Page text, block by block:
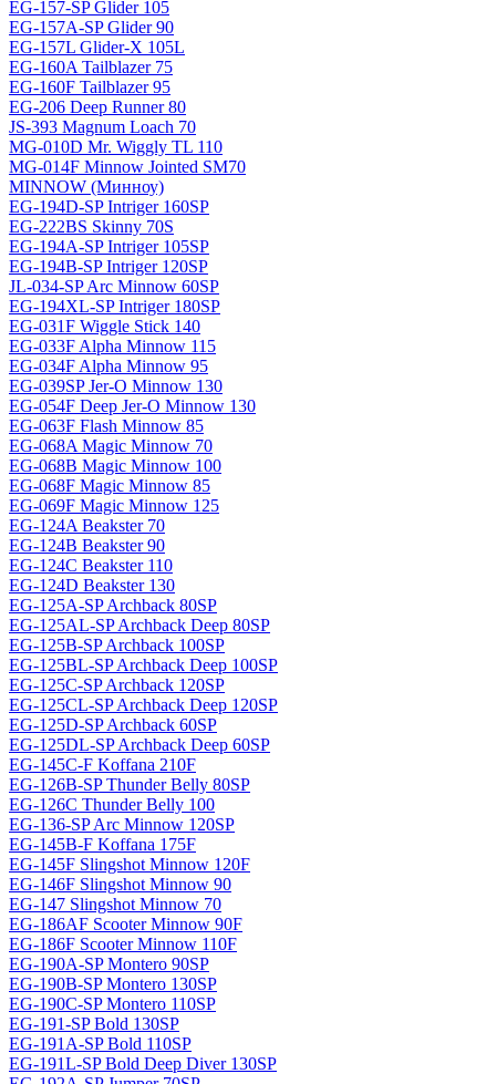
EG-157-SP Glider 105
EG-157A-SP Glider 90
EG-157L Glider-X 105L
EG-160A Tailblazer 75
EG-160F Tailblazer 95
EG-206 Deep Runner 80
JS-393 Magnum Loach 70
MG-010D Mr. Wiggly TL 110
MG-014F Minnow Jointed SM70
MINNOW (Минноу)
EG-194D-SP Intriger 160SP
EG-222BS Skinny 70S
EG-194A-SP Intriger 105SP
EG-194B-SP Intriger 120SP
JL-034-SP Arc Minnow 60SP
EG-194XL-SP Intriger 180SP
EG-031F Wiggle Stick 140
EG-033F Alpha Minnow 115
EG-034F Alpha Minnow 95
EG-039SP Jer-O Minnow 130
EG-054F Deep Jer-O Minnow 130
EG-063F Flash Minnow 85
EG-068A Magic Minnow 70
EG-068B Magic Minnow 100
EG-068F Magic Minnow 85
EG-069F Magiс Minnow 125
EG-124A Beakster 70
EG-124B Beakster 90
EG-124C Beakster 110
EG-124D Beakster 130
EG-125A-SP Archback 80SP
EG-125AL-SP Archback Deep 80SP
EG-125B-SP Archback 100SP
EG-125BL-SP Archback Deep 100SP
EG-125C-SP Archback 120SP
EG-125CL-SP Archback Deep 120SP
EG-125D-SP Archback 60SP
EG-125DL-SP Archback Deep 60SP
EG-145C-F Koffana 210F
EG-126B-SP Thunder Belly 80SP
EG-126C Thunder Belly 100
EG-136-SP Arc Minnow 120SP
EG-145B-F Koffana 175F
EG-145F Slingshot Minnow 120F
EG-146F Slingshot Minnow 90
EG-147 Slingshot Minnow 70
EG-186AF Scooter Minnow 90F
EG-186F Scooter Minnow 110F
EG-190A-SP Montero 90SP
EG-190B-SP Montero 130SP
EG-190C-SP Montero 110SP
EG-191-SP Bold 130SP
EG-191A-SP Bold 110SP
EG-191L-SP Bold Deep Diver 130SP